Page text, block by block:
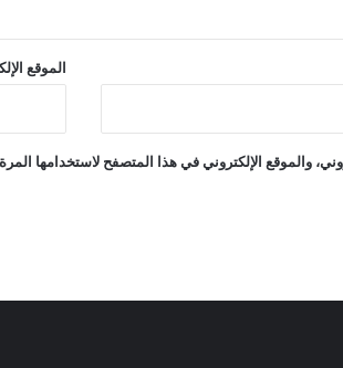
الموقع
والموقع الإلكتروني في هذا المتصفح لاستخدامها